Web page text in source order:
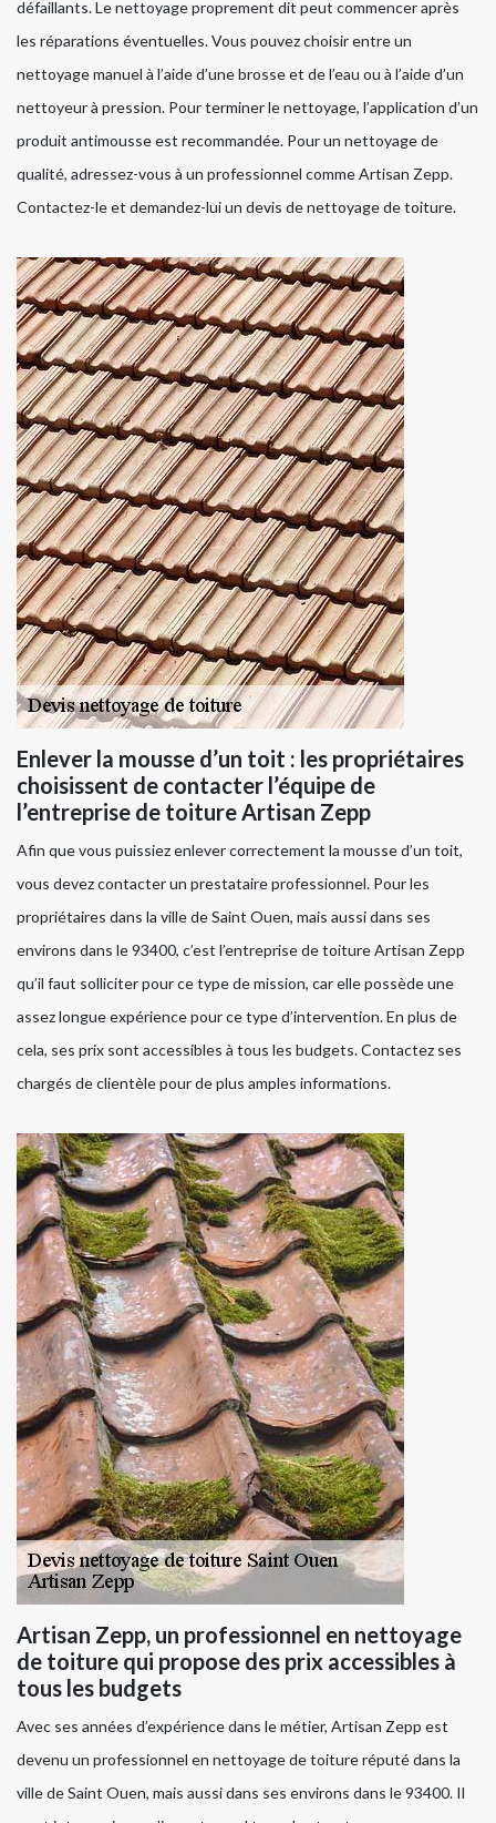
défaillants. Le nettoyage proprement dit peut commencer après
les réparations éventuelles. Vous pouvez choisir entre un
nettoyage manuel à l’aide d’une brosse et de l’eau ou à l’aide d’un
nettoyeur à pression. Pour terminer le nettoyage, l’application d’un
produit antimousse est recommandée. Pour un nettoyage de
qualité, adressez-vous à un professionnel comme Artisan Zepp.
Contactez-le et demandez-lui un devis de nettoyage de toiture.
Enlever la mousse d’un toit : les propriétaires
choisissent de contacter l’équipe de
l’entreprise de toiture Artisan Zepp
Afin que vous puissiez enlever correctement la mousse d’un toit,
vous devez contacter un prestataire professionnel. Pour les
propriétaires dans la ville de Saint Ouen, mais aussi dans ses
environs dans le 93400, c’est l’entreprise de toiture Artisan Zepp
qu’il faut solliciter pour ce type de mission, car elle possède une
assez longue expérience pour ce type d’intervention. En plus de
cela, ses prix sont accessibles à tous les budgets. Contactez ses
chargés de clientèle pour de plus amples informations.
Artisan Zepp, un professionnel en nettoyage
de toiture qui propose des prix accessibles à
tous les budgets
Avec ses années d’expérience dans le métier, Artisan Zepp est
devenu un professionnel en nettoyage de toiture réputé dans la
ville de Saint Ouen, mais aussi dans ses environs dans le 93400. Il